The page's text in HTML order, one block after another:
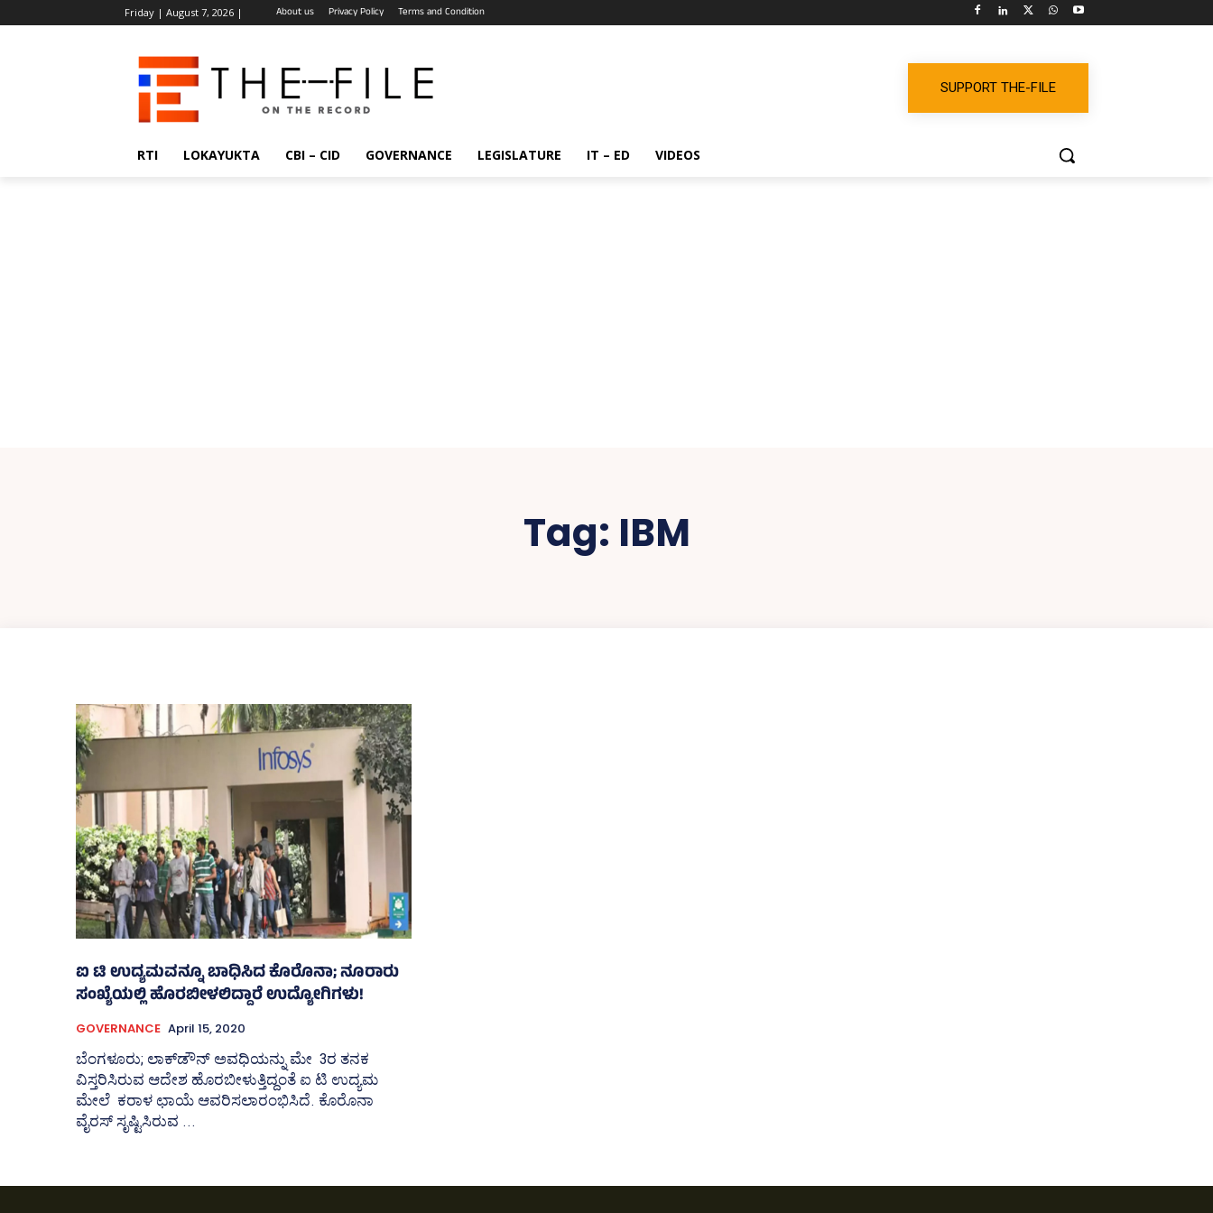
Friday | August 7, 2026 | About us Privacy Policy Terms and Condition
SUPPORT THE-FILE
RTI LOKAYUKTA CBI – CID GOVERNANCE LEGISLATURE IT – ED VIDEOS
Tag: IBM
ಐ ಟಿ ಉದ್ಯಮವನ್ನೂ ಬಾಧಿಸಿದ ಕೊರೊನಾ; ನೂರಾರು
ಸಂಖ್ಯೆಯಲ್ಲಿ ಹೊರಬೀಳಲಿದ್ದಾರೆ ಉದ್ಯೋಗಿಗಳು!
GOVERNANCE April 15, 2020
ಬೆಂಗಳೂರು; ಲಾಕ್‌ಡೌನ್‌ ಅವಧಿಯನ್ನು ಮೇ 3ರ ತನಕ
ವಿಸ್ತರಿಸಿರುವ ಆದೇಶ ಹೊರಬೀಳುತ್ತಿದ್ದಂತೆ ಐ ಟಿ ಉದ್ಯಮ
ಮೇಲೆ ಕರಾಳ ಛಾಯೆ ಆವರಿಸಲಾರಂಭಿಸಿದೆ. ಕೊರೊನಾ
ವೈರಸ್‌ ಸೃಷ್ಟಿಸಿರುವ ...